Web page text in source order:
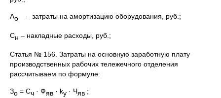
Ао – затраты на амортизацию оборудования, руб.;
Сн – накладные расходы, руб.;
Статья № 156. Затраты на основную заработную плату
производственных рабочих тележечного отделения
рассчитываем по формуле:
Зо = Сч · Фяв · kу · Чяв ;